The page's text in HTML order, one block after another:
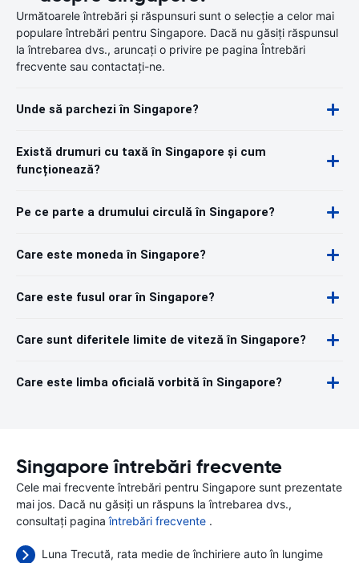
Următoarele întrebări și răspunsuri sunt o selecție a celor mai
populare întrebări pentru Singapore. Dacă nu găsiți răspunsul
la întrebarea dvs., aruncați o privire pe pagina Întrebări
frecvente sau contactați-ne.
Unde să parchezi în Singapore?
Există drumuri cu taxă în Singapore și cum
funcționează?
Pe ce parte a drumului circulă în Singapore?
Care este moneda în Singapore?
Care este fusul orar în Singapore?
Care sunt diferitele limite de viteză în Singapore?
Care este limba oficială vorbită în Singapore?
Singapore întrebări frecvente
Cele mai frecvente întrebări pentru Singapore sunt prezentate
mai jos. Dacă nu găsiți un răspuns la întrebarea dvs.,
consultați paginaîntrebări frecvente .
Luna Trecută, rata medie de închiriere auto în lungime